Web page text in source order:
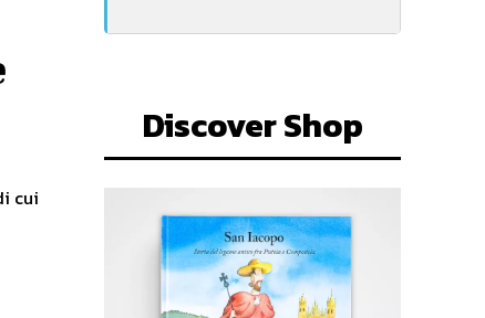
cui
Discover Shop